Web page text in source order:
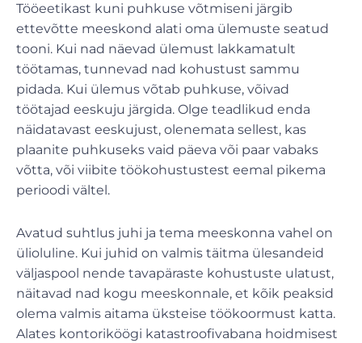
Tööeetikast kuni puhkuse võtmiseni järgib
ettevõtte meeskond alati oma ülemuste seatud
tooni. Kui nad näevad ülemust lakkamatult
töötamas, tunnevad nad kohustust sammu
pidada. Kui ülemus võtab puhkuse, võivad
töötajad eeskuju järgida. Olge teadlikud enda
näidatavast eeskujust, olenemata sellest, kas
plaanite puhkuseks vaid päeva või paar vabaks
võtta, või viibite töökohustustest eemal pikema
perioodi vältel.
Avatud suhtlus juhi ja tema meeskonna vahel on
ülioluline. Kui juhid on valmis täitma ülesandeid
väljaspool nende tavapäraste kohustuste ulatust,
näitavad nad kogu meeskonnale, et kõik peaksid
olema valmis aitama üksteise töökoormust katta.
Alates kontoriköögi katastroofivabana hoidmisest